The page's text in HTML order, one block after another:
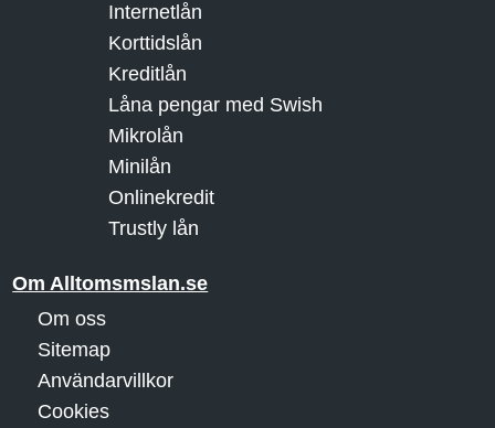
Internetlån
Korttidslån
Kreditlån
Låna pengar med Swish
Mikrolån
Minilån
Onlinekredit
Trustly lån
Om Alltomsmslan.se
Om oss
Sitemap
Användarvillkor
Cookies